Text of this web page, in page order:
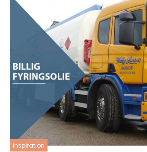
inspiration